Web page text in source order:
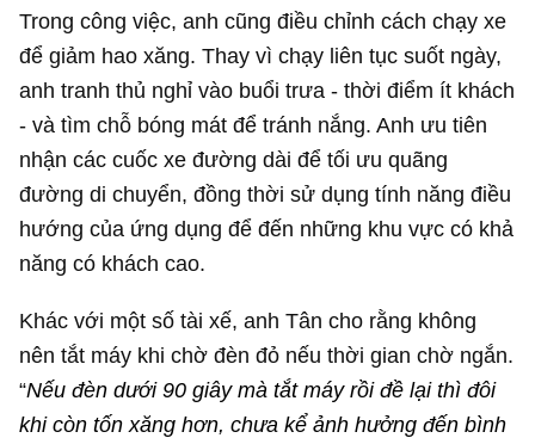
Trong công việc, anh cũng điều chỉnh cách chạy xe
để giảm hao xăng. Thay vì chạy liên tục suốt ngày,
anh tranh thủ nghỉ vào buổi trưa - thời điểm ít khách
- và tìm chỗ bóng mát để tránh nắng. Anh ưu tiên
nhận các cuốc xe đường dài để tối ưu quãng
đường di chuyển, đồng thời sử dụng tính năng điều
hướng của ứng dụng để đến những khu vực có khả
năng có khách cao.
Khác với một số tài xế, anh Tân cho rằng không
nên tắt máy khi chờ đèn đỏ nếu thời gian chờ ngắn.
“Nếu đèn dưới 90 giây mà tắt máy rồi đề lại thì đôi
khi còn tốn xăng hơn, chưa kể ảnh hưởng đến bình